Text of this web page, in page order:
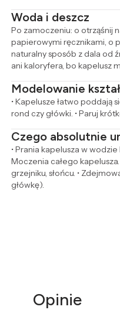
Woda i deszcz
Po zamoczeniu: o otrząśnij
papierowymi ręcznikami, o
naturalny sposób z dala od
ani kaloryfera, bo kapelusz
Modelowanie
• Kapelusze łatwo
rond czy główki. • Paruj
Czego absolutnie
• Prania kapelusza w
Moczenia całego
grzejniku, słońcu. •
główkę).
Opinie